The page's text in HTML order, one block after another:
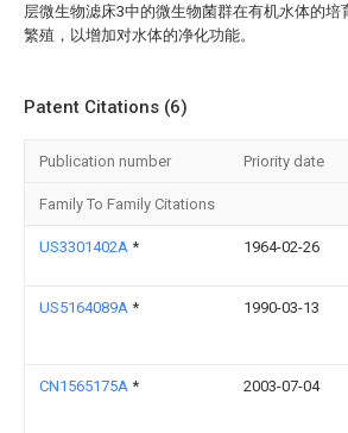
层微生物滤床3中的微生物菌群在有机水体的培
繁殖，以增加对水体的净化功能。
Patent Citations (6)
Publication number Priority date
Family To Family Citations
US3301402A * 1964-02-26
US5164089A * 1990-03-13
CN1565175A * 2003-07-04